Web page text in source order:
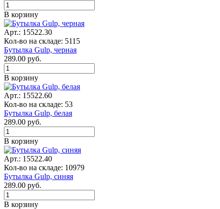
В корзину
Арт.: 15522.30
Кол-во на складе: 5115
Бутылка Gulp, черная
289.00 руб.
В корзину
Арт.: 15522.60
Кол-во на складе: 53
Бутылка Gulp, белая
289.00 руб.
В корзину
Арт.: 15522.40
Кол-во на складе: 10979
Бутылка Gulp, синяя
289.00 руб.
В корзину